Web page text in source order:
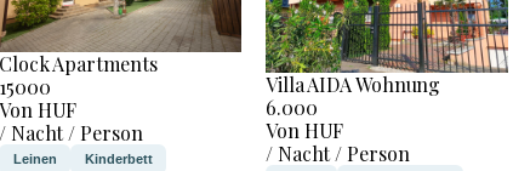
Clock Apartments
15000
Von HUF
/ Nacht / Person
Leinen Kinderbett
Villa AIDA Wohnung
6.000
Von HUF
/ Nacht / Person